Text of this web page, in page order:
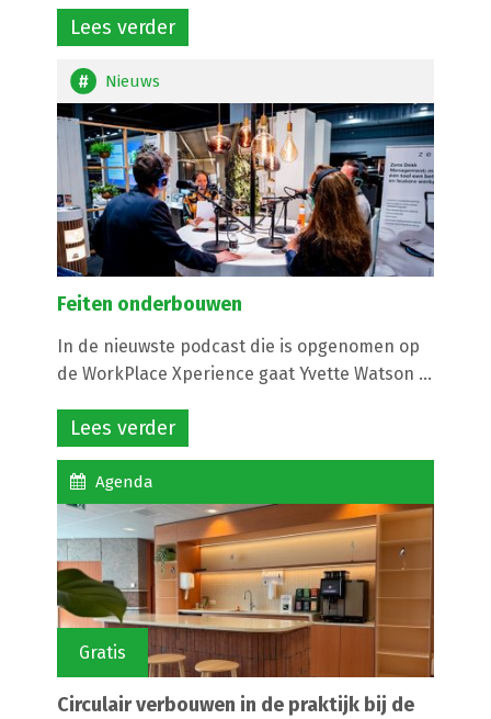
Lees verder
Nieuws
Feiten onderbouwen
In de nieuwste podcast die is opgenomen op
de WorkPlace Xperience gaat Yvette Watson ...
Lees verder
Agenda
Gratis
Circulair verbouwen in de praktijk bij de